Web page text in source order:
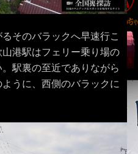
そのバラックへ早速行こ
港駅はフェリー乗り場の
駅裏の至近でありながら
うに、西側のバラックに